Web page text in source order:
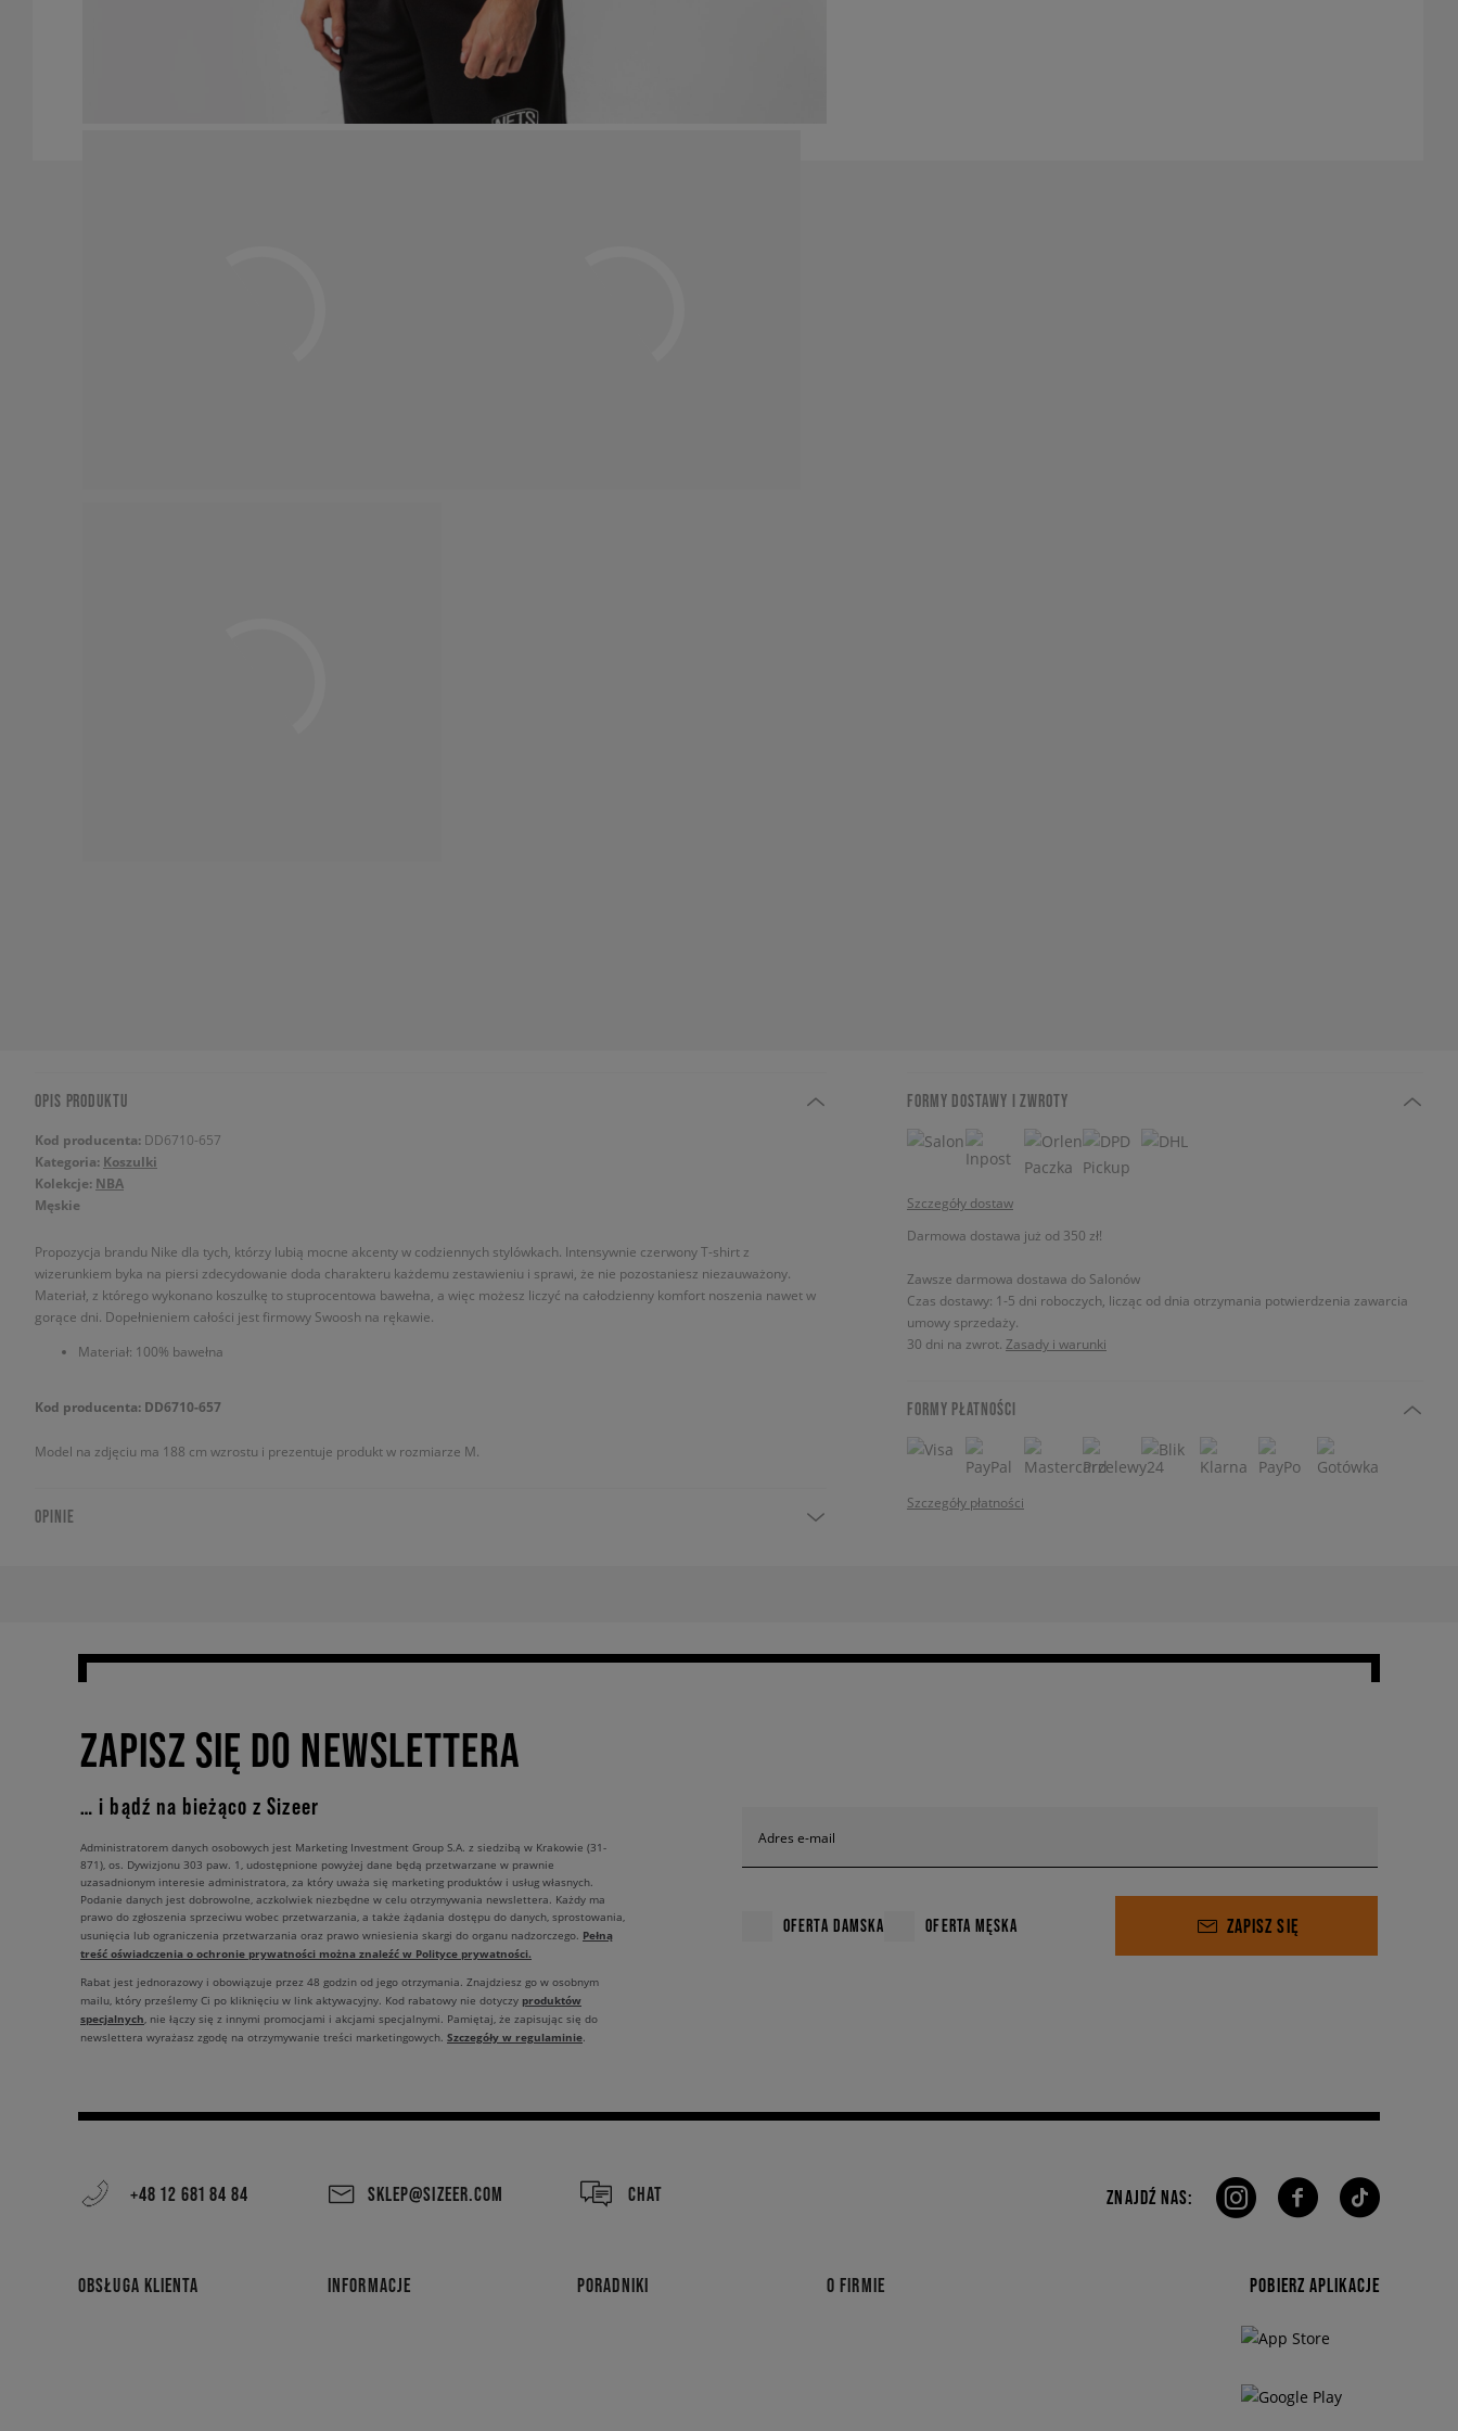
OPIS PRODUKTU
Kod producenta: DD6710-657
Kategoria: Koszulki
Kolekcje: NBA
Męskie
Propozycja brandu Nike dla tych, którzy lubią mocne akcenty w codziennych stylówkach. Intensywnie czerwony T-shirt z
wizerunkiem byka na piersi zdecydowanie doda charakteru każdemu zestawieniu i sprawi, że nie pozostaniesz niezauważony.
Materiał, z którego wykonano koszulkę to stuprocentowa bawełna, a więc możesz liczyć na całodzienny komfort noszenia nawet w
gorące dni. Dopełnieniem całości jest firmowy Swoosh na rękawie.
Materiał: 100% bawełna
Kod producenta: DD6710-657
Model na zdjęciu ma 188 cm wzrostu i prezentuje produkt w rozmiarze M.
OPINIE
FORMY DOSTAWY I ZWROTY
Szczegóły dostaw
Darmowa dostawa już od 350 zł!
Zawsze darmowa dostawa do Salonów
Czas dostawy: 1-5 dni roboczych, licząc od dnia otrzymania potwierdzenia zawarcia
umowy sprzedaży.
30 dni na zwrot. Zasady i warunki
FORMY PŁATNOŚCI
Szczegóły płatności
ZAPISZ SIĘ DO NEWSLETTERA
… i bądź na bieżąco z Sizeer
Adres e-mail
OFERTA DAMSKA OFERTA MĘSKA ZAPISZ SIĘ
Administratorem danych osobowych jest Marketing Investment Group S.A. z siedzibą w Krakowie (31-
871), os. Dywizjonu 303 paw. 1, udostępnione powyżej dane będą przetwarzane w prawnie
uzasadnionym interesie administratora, za który uważa się marketing produktów i usług własnych.
Podanie danych jest dobrowolne, aczkolwiek niezbędne w celu otrzymywania newslettera. Każdy ma
prawo do zgłoszenia sprzeciwu wobec przetwarzania, a także żądania dostępu do danych, sprostowania,
usunięcia lub ograniczenia przetwarzania oraz prawo wniesienia skargi do organu nadzorczego. Pełną
treść oświadczenia o ochronie prywatności można znaleźć w Polityce prywatności.
Rabat jest jednorazowy i obowiązuje przez 48 godzin od jego otrzymania. Znajdziesz go w osobnym
mailu, który prześlemy Ci po kliknięciu w link aktywacyjny. Kod rabatowy nie dotyczy produktów
specjalnych, nie łączy się z innymi promocjami i akcjami specjalnymi. Pamiętaj, że zapisując się do
newslettera wyrażasz zgodę na otrzymywanie treści marketingowych. Szczegóły w regulaminie.
+48 12 681 84 84 SKLEP@SIZEER.COM CHAT
OBSŁUGA KLIENTA INFORMACJE PORADNIKI O FIRMIE
ZNAJDŹ NAS:
POBIERZ APLIKACJE